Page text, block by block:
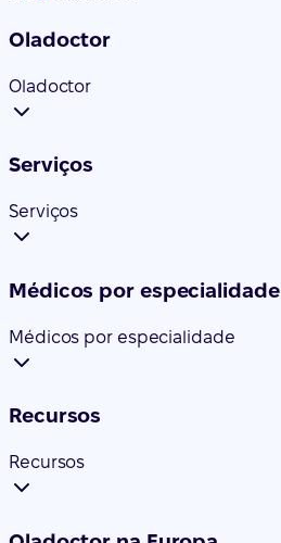
Oladoctor
Oladoctor
Serviços
Serviços
Médicos por especialidade
Médicos por especialidade
Recursos
Recursos